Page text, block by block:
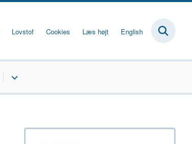
Lovstof Cookies Læs højt English